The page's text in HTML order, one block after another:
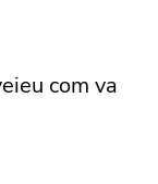
com va